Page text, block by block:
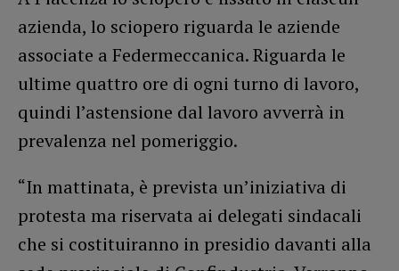
azienda, lo sciopero riguarda le aziende
associate a Federmeccanica. Riguarda le
ultime quattro ore di ogni turno di lavoro,
quindi l’astensione dal lavoro avverrà in
prevalenza nel pomeriggio.
“In mattinata, è prevista un’iniziativa di
protesta ma riservata ai delegati sindacali
che si costituiranno in presidio davanti alla